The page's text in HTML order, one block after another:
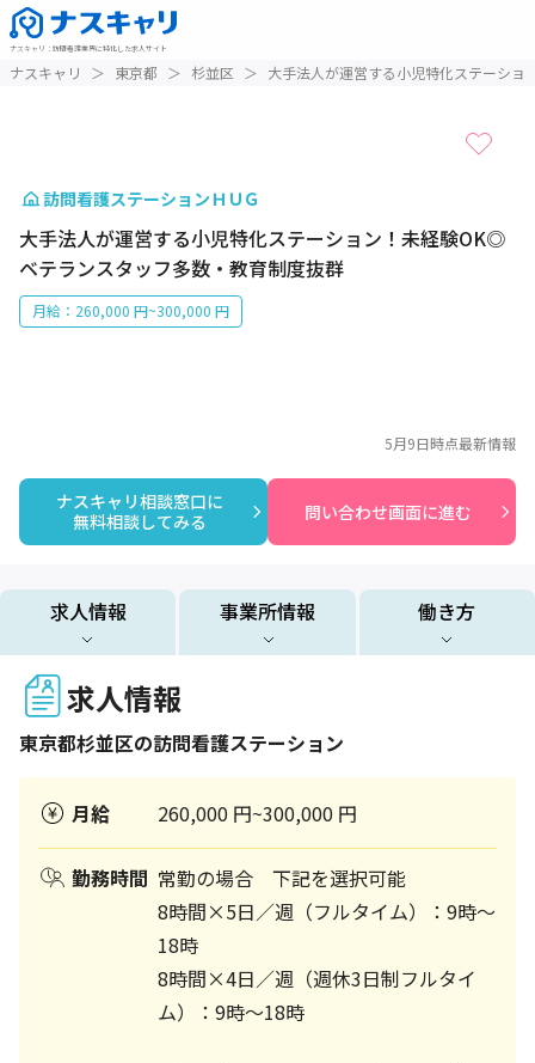
ナスキャリ ： 訪問看護業界に特化した求人サイト
ナスキャリ ＞ 東京都 ＞ 杉並区 ＞ 大手法人が運営する小児特化ステーシ
訪問看護ステーションＨＵＧ
大手法人が運営する小児特化ステーション！未経験OK◎
ベテランスタッフ多数・教育制度抜群
月給：260,000 円~300,000 円
ナスキャリ相談窓口に
無料相談してみる
問い合わせ画面に進む
5月9日時点最新情報
求人情報 事業所情報 働き方
求人情報
東京都杉並区の訪問看護ステーション
月給 260,000 円~300,000 円
勤務時間 常勤の場合 下記を選択可能
8時間×5日／週（フルタイム）：9時～
18時
8時間×4日／週（週休3日制フルタイ
ム）：9時～18時